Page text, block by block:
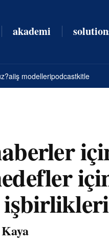
akademi
aiiş modelleripodcastkitle
işbirlikleri